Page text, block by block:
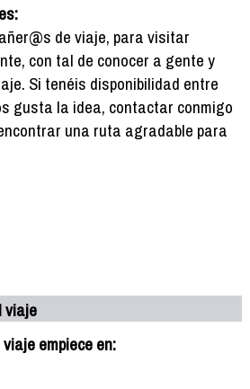
de viaje, para visitar
con tal de conocer a gente y
Si tenéis disponibilidad entre
gusta la idea, contactar conmigo
una ruta agradable para
viaje
empiece en: